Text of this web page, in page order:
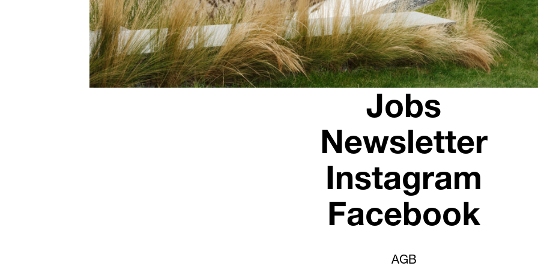
Kontakt +
News
Jobs
Newsletter
Instagram
Facebook
AGB